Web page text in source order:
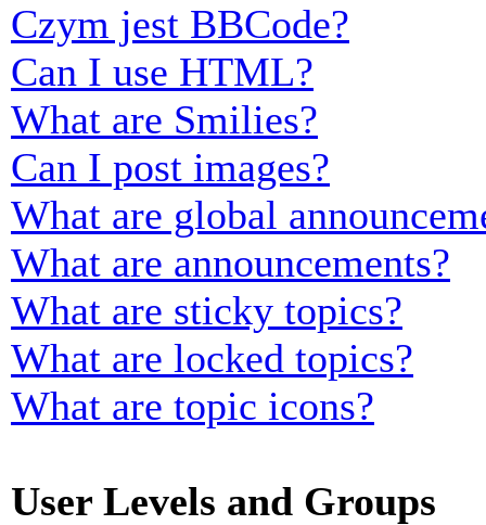
Czym jest BBCode?
Can I use HTML?
What are Smilies?
Can I post images?
What are global
What are announcements?
What are sticky topics?
What are locked topics?
What are topic icons?
User Levels and Groups